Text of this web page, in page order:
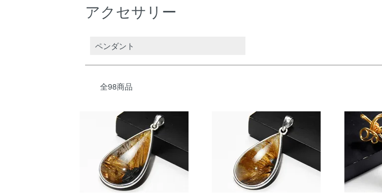
アクセサリー
カテゴリー一覧
ペンダント
全98商品